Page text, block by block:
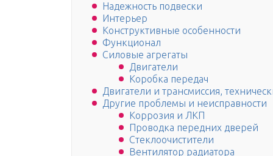
Надежность подвески
Интерьер
Конструктивные особенности
Функционал
Силовые агрегаты
Двигатели
Коробка передач
Двигатели и трансмиссия,
Другие проблемы и неисправности
Коррозия и ЛКП
Проводка передних дверей
Стеклоочистители
Вентилятор радиатора